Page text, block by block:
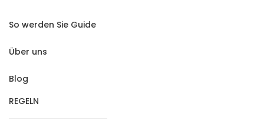
So werden Sie Guide
Über uns
Blog
REGELN